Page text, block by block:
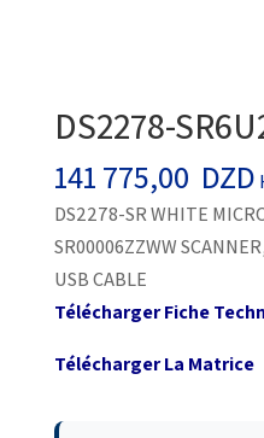
DS2278-
141 775,00 DZD
DS2278-SR WHITE
SR00006ZZWW
USB CABLE
Télécharger Fiche
Télécharger La Matrice